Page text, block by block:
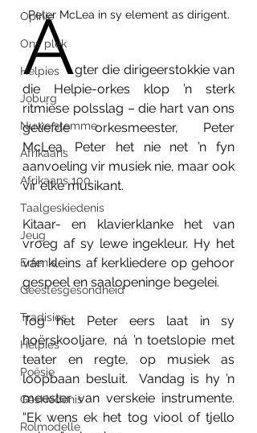
Opinie
Ons plek
Helpies
Joburg
Nuwe stemme
Afrikaans
Afrikaans 100
Taalgeskiedenis
Jeug
Erfenis
Geestesgesondheid
Tradisies
Helpies
Poësie
Geskiedenis
Rolmodelle
Peter McLea in sy element as dirigent.
Agter die dirigeerstokkie van
die Helpie-orkes klop ’n sterk
ritmiese polsslag – die hart van ons
geliefde orkesmeester, Peter
McLea. Peter het nie net ’n fyn
aanvoeling vir musiek nie, maar ook
vir elke musikant.
Kitaar- en klavierklanke het van
vroeg af sy lewe ingekleur. Hy het
van kleins af kerkliedere op gehoor
gespeel en saalopeninge begelei.
Tog het Peter eers laat in sy
hoërskooljare, ná ’n toetslopie met
teater en regte, op musiek as
loopbaan besluit.  Vandag is hy ’n
meester van verskeie instrumente.
“Ek wens ek het tog viool of tjello